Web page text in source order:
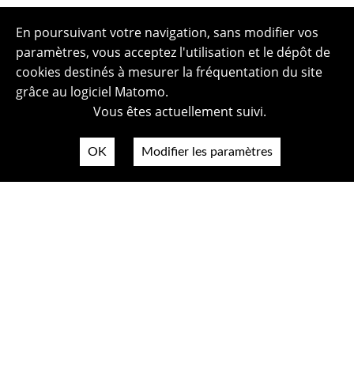
En poursuivant votre navigation, sans modifier vos
paramètres, vous acceptez l'utilisation et le dépôt de
cookies destinés à mesurer la fréquentation du site
grâce au logiciel Matomo.
Vous êtes actuellement suivi.
OK Modifier les paramètres